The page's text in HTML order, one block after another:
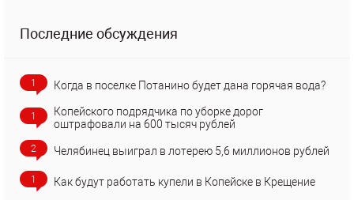
Последние обсуждения
1 Когда в поселке Потанино будет дана горячая вода?
1
Копейского подрядчика по уборке дорог
оштрафовали на 600 тысяч рублей
2 Челябинец выиграл в лотерею 5,6 миллионов рублей
1 Как будут работать купели в Копейске в Крещение